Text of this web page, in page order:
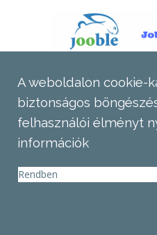
A weboldalon cookie-
biztonságos
felhasználói élményt
információk
Rendben